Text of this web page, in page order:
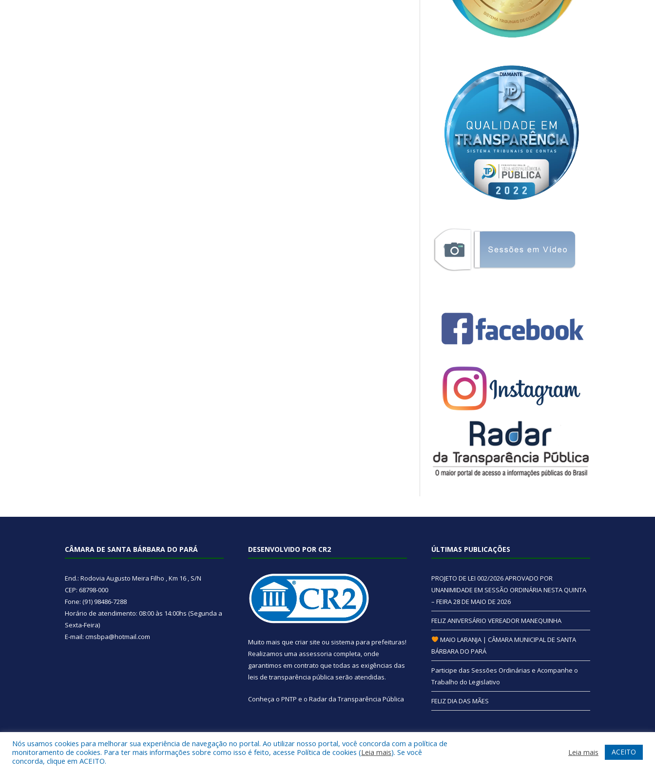
CÂMARA DE SANTA BÁRBARA DO PARÁ
End.: Rodovia Augusto Meira Filho , Km 16 , S/N
CEP: 68798-000
Fone: (91) 98486-7288
Horário de atendimento: 08:00 às 14:00hs (Segunda a
Sexta-Feira)
E-mail: cmsbpa@hotmail.com
DESENVOLVIDO POR CR2
Muito mais que criar site ou sistema para prefeituras!
Realizamos uma assessoria completa, onde
garantimos em contrato que todas as exigências das
leis de transparência pública serão atendidas.
Conheça o PNTP e o Radar da Transparência Pública
ÚLTIMAS PUBLICAÇÕES
PROJETO DE LEI 002/2026 APROVADO POR
UNANIMIDADE EM SESSÃO ORDINÁRIA NESTA QUINTA
– FEIRA 28 DE MAIO DE 2026
FELIZ ANIVERSÁRIO VEREADOR MANEQUINHA
MAIO LARANJA | CÂMARA MUNICIPAL DE SANTA
BÁRBARA DO PARÁ
Participe das Sessões Ordinárias e Acompanhe o
Trabalho do Legislativo
FELIZ DIA DAS MÃES
Todos os direitos reservados a Câmara Municipal de Santa Bárbara do Pará. Mapa do Site Acessar Webmail
Nós usamos cookies para melhorar sua experiência de navegação no portal. Ao utilizar nosso portal, você concorda com a política de
monitoramento de cookies. Para ter mais informações sobre como isso é feito, acesse Política de cookies (Leia mais). Se você
concorda, clique em ACEITO.
Leia mais ACEITO